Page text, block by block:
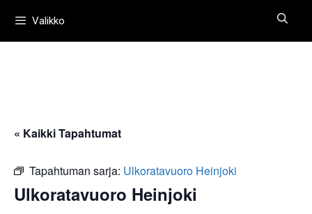
sisältöönValikko
« Kaikki Tapahtumat
Tapahtuman sarja: Ulkoratavuoro Heinjoki
Ulkoratavuoro Heinjoki